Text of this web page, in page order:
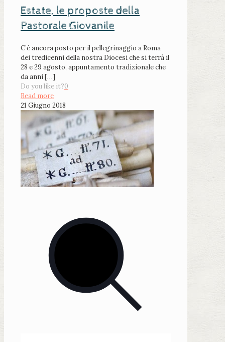
Estate, le proposte della
Pastorale Giovanile
C’è ancora posto per il pellegrinaggio a Roma
dei tredicenni della nostra Diocesi che si terrà il
28 e 29 agosto, appuntamento tradizionale che
da anni[…]
Do you like it?0
Read more
21 Giugno 2018